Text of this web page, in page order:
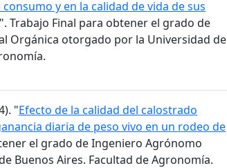
y en la calidad de vida de sus
". Trabajo Final para obtener el grado de
Orgánica otorgado por la Universidad de
"Efecto de la calidad del calostrado
diaria de peso vivo en un rodeo de
el grado de Ingeniero Agrónomo
Buenos Aires. Facultad de Agronomía.